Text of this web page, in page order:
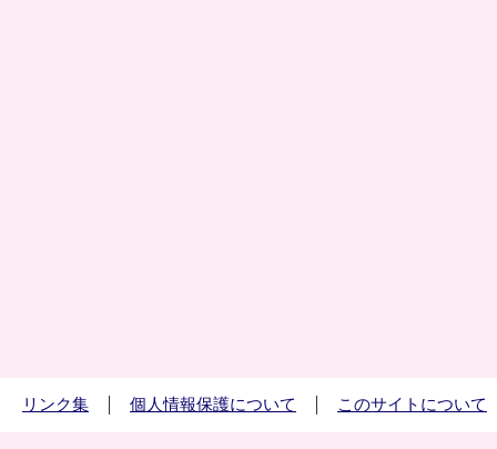
リンク集 個人情報保護について このサイトについて